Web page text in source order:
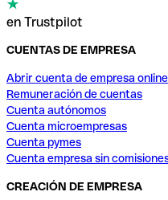
en Trustpilot
CUENTAS DE EMPRESA
Abrir cuenta de empresa online
Remuneración de cuentas
Cuenta autónomos
Cuenta microempresas
Cuenta pymes
Cuenta empresa sin
CREACIÓN DE EMPRESA